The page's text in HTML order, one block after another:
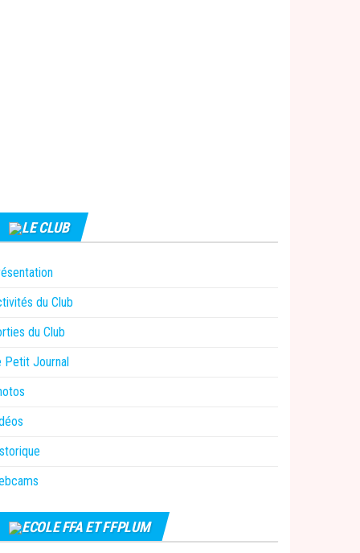
LE CLUB
du Club
du Club
Petit Journal
ECOLE FFA ET FFPLUM